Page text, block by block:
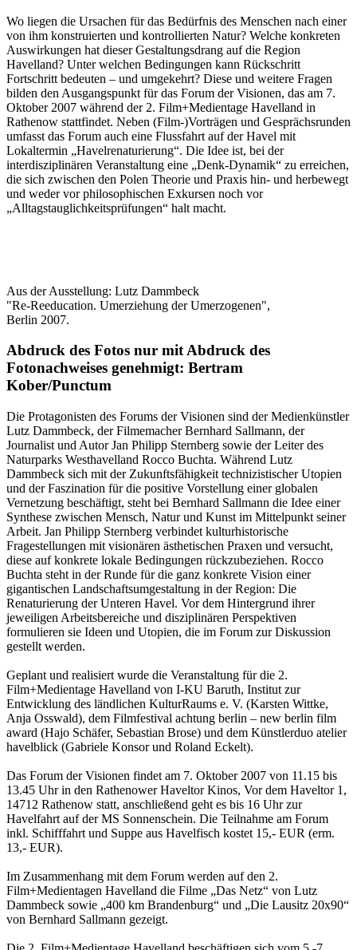
Wo liegen die Ursachen für das Bedürfnis des Menschen nach einer
von ihm konstruierten und kontrollierten Natur? Welche konkreten
Auswirkungen hat dieser Gestaltungsdrang auf die Region
Havelland? Unter welchen Bedingungen kann Rückschritt
Fortschritt bedeuten – und umgekehrt? Diese und weitere Fragen
bilden den Ausgangspunkt für das Forum der Visionen, das am 7.
Oktober 2007 während der 2. Film+Medientage Havelland in
Rathenow stattfindet. Neben (Film-)Vorträgen und Gesprächsrunden
umfasst das Forum auch eine Flussfahrt auf der Havel mit
Lokaltermin „Havelrenaturierung“. Die Idee ist, bei der
interdisziplinären Veranstaltung eine „Denk-Dynamik“ zu erreichen,
die sich zwischen den Polen Theorie und Praxis hin- und herbewegt
und weder vor philosophischen Exkursen noch vor
„Alltagstauglichkeitsprüfungen“ halt macht.
Aus der Ausstellung: Lutz Dammbeck
"Re-Reeducation. Umerziehung der Umerzogenen",
Berlin 2007.
Abdruck des Fotos nur mit Abdruck des
Fotonachweises genehmigt: Bertram
Kober/Punctum
Die Protagonisten des Forums der Visionen sind der Medienkünstler
Lutz Dammbeck, der Filmemacher Bernhard Sallmann, der
Journalist und Autor Jan Philipp Sternberg sowie der Leiter des
Naturparks Westhavelland Rocco Buchta. Während Lutz
Dammbeck sich mit der Zukunftsfähigkeit technizistischer Utopien
und der Faszination für die positive Vorstellung einer globalen
Vernetzung beschäftigt, steht bei Bernhard Sallmann die Idee einer
Synthese zwischen Mensch, Natur und Kunst im Mittelpunkt seiner
Arbeit. Jan Philipp Sternberg verbindet kulturhistorische
Fragestellungen mit visionären ästhetischen Praxen und versucht,
diese auf konkrete lokale Bedingungen rückzubeziehen. Rocco
Buchta steht in der Runde für die ganz konkrete Vision einer
gigantischen Landschaftsumgestaltung in der Region: Die
Renaturierung der Unteren Havel. Vor dem Hintergrund ihrer
jeweiligen Arbeitsbereiche und disziplinären Perspektiven
formulieren sie Ideen und Utopien, die im Forum zur Diskussion
gestellt werden.
Geplant und realisiert wurde die Veranstaltung für die 2.
Film+Medientage Havelland von I-KU Baruth, Institut zur
Entwicklung des ländlichen KulturRaums e. V. (Karsten Wittke,
Anja Osswald), dem Filmfestival achtung berlin – new berlin film
award (Hajo Schäfer, Sebastian Brose) und dem Künstlerduo atelier
havelblick (Gabriele Konsor und Roland Eckelt).
Das Forum der Visionen findet am 7. Oktober 2007 von 11.15 bis
13.45 Uhr in den Rathenower Haveltor Kinos, Vor dem Haveltor 1,
14712 Rathenow statt, anschließend geht es bis 16 Uhr zur
Havelfahrt auf der MS Sonnenschein. Die Teilnahme am Forum
inkl. Schifffahrt und Suppe aus Havelfisch kostet 15,- EUR (erm.
13,- EUR).
Im Zusammenhang mit dem Forum werden auf den 2.
Film+Medientagen Havelland die Filme „Das Netz“ von Lutz
Dammbeck sowie „400 km Brandenburg“ und „Die Lausitz 20x90“
von Bernhard Sallmann gezeigt.